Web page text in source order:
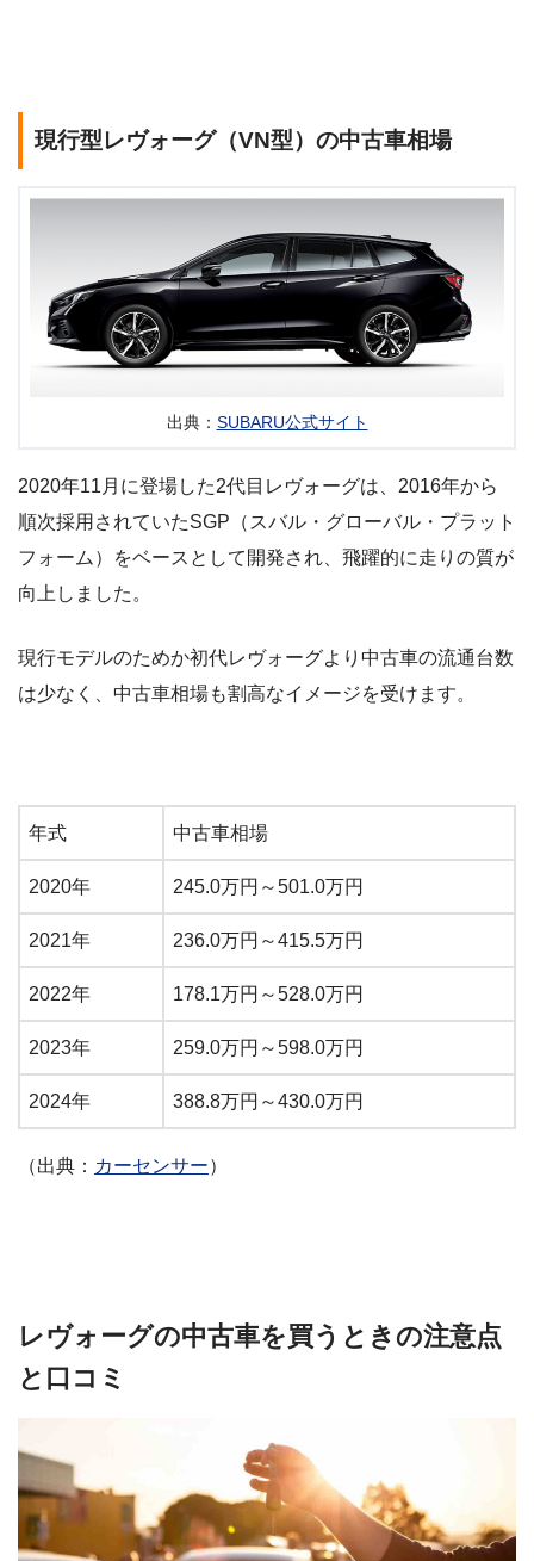
現行型レヴォーグ（VN型）の中古車相場
出典： SUBARU公式サイト
2020年11月に登場した2代目レヴォーグは、2016年から
順次採用されていたSGP（スバル・グローバル・プラット
フォーム）をベースとして開発され、飛躍的に走りの質が
向上しました。
現行モデルのためか初代レヴォーグより中古車の流通台数
は少なく、中古車相場も割高なイメージを受けます。
年式 中古車相場
2020年 245.0万円～501.0万円
2021年 236.0万円～415.5万円
2022年 178.1万円～528.0万円
2023年 259.0万円～598.0万円
2024年 388.8万円～430.0万円
（出典： カーセンサー）
レヴォーグの中古車を買うときの注意点
と口コミ